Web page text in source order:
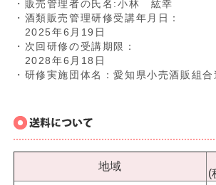
・販売管理者の氏名:小林 紘幸
・酒類販売管理研修受講年月日：
2025年6月19日
・次回研修の受講期限：
2028年6月18日
・研修実施団体名：愛知県小売酒販組合
地域
(